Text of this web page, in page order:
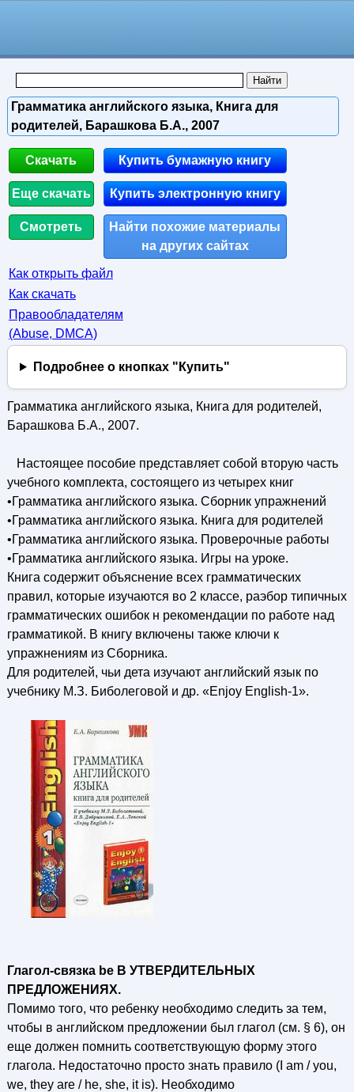
Грамматика английского языка, Книга для
родителей, Барашкова Б.А., 2007
Скачать
Еще скачать
Смотреть
Купить бумажную книгу
Купить электронную книгу
Найти похожие материалы
на других сайтах
Как открыть файл
Как скачать
Правообладателям
(Abuse, DMСA)
Подробнее о кнопках "Купить"
Грамматика английского языка, Книга для родителей,
Барашкова Б.А., 2007.
Настоящее пособие представляет собой вторую часть
учебного комплекта, состоящего из четырех книг
•Грамматика английского языка. Сборник упражнений
•Грамматика английского языка. Книга для родителей
•Грамматика английского языка. Проверочные работы
•Грамматика английского языка. Игры на уроке.
Книга содержит объяснение всех грамматических
правил, которые изучаются во 2 классе, раэбор типичных
грамматических ошибок н рекомендации по работе над
грамматикой. В книгу включены также ключи к
упражнениям из Сборника.
Для родителей, чьи дета изучают английский язык по
учебнику М.З. Биболеговой и др. «Enjoy English-1».
Глагол-связка be В УТВЕРДИТЕЛЬНЫХ
ПРЕДЛОЖЕНИЯХ.
Помимо того, что ребенку необходимо следить за тем,
чтобы в английском предложении был глагол (см. § 6), он
еще должен помнить соответствующую форму этого
глагола. Недостаточно просто знать правило (I am / you,
we, they are / he, she, it is). Необходимо